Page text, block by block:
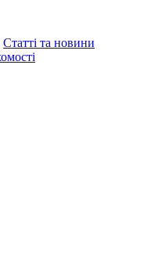
Статті та новини